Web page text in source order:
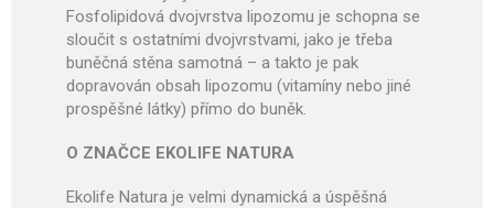
Fosfolipidová dvojvrstva lipozomu je schopna se
sloučit s ostatními dvojvrstvami, jako je třeba
buněčná stěna samotná – a takto je pak
dopravován obsah lipozomu (vitamíny nebo jiné
prospěšné látky) přímo do buněk.
O ZNAČCE EKOLIFE NATURA
Ekolife Natura je velmi dynamická a úspěšná